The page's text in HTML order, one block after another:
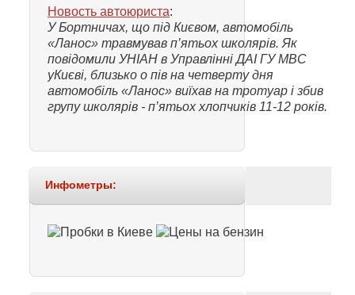
Новость автоюриста:
У Бортничах, що під Києвом, автомобіль
«Ланос» травмував п’ятьох школярів. Як
повідомили УНІАН в Управлінні ДАІ ГУ МВС
уКиєві, близько о пів на четверту дня
автомобіль «Ланос» виїхав на тротуар і збив
групу школярів - п’ятьох хлопчиків 11-12 років.
Инфометры: